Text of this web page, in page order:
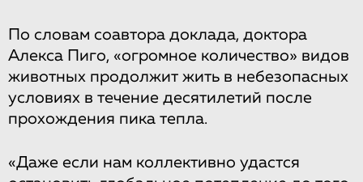
По словам соавтора доклада, доктора
Алекса Пиго, «огромное количество» видов
животных продолжит жить в небезопасных
условиях в течение десятилетий после
прохождения пика тепла.
«Даже если нам коллективно удастся